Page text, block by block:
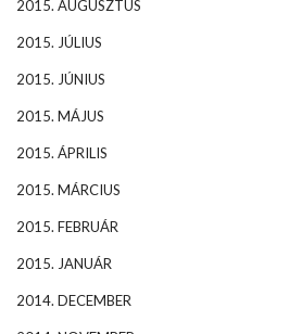
2015. AUGUSZTUS
2015. JÚLIUS
2015. JÚNIUS
2015. MÁJUS
2015. ÁPRILIS
2015. MÁRCIUS
2015. FEBRUÁR
2015. JANUÁR
2014. DECEMBER